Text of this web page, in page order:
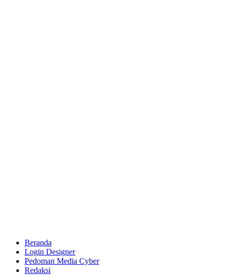
Beranda
Login Designer
Pedoman Media Cyber
Redaksi